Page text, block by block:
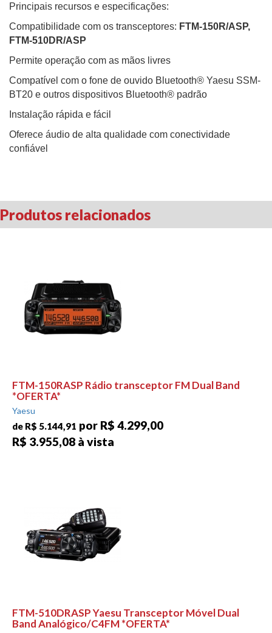
Principais recursos e especificações:
Compatibilidade com os transceptores: FTM-150R/ASP,
FTM-510DR/ASP
Permite operação com as mãos livres
Compatível com o fone de ouvido Bluetooth® Yaesu SSM-
BT20 e outros dispositivos Bluetooth® padrão
Instalação rápida e fácil
Oferece áudio de alta qualidade com conectividade
confiável
Produtos relacionados
FTM-150RASP Rádio transceptor FM Dual Band
*OFERTA*
Yaesu
de R$ 5.144,91 por R$ 4.299,00
R$ 3.955,08 à vista
FTM-510DRASP Yaesu Transceptor Móvel Dual
Band Analógico/C4FM *OFERTA*